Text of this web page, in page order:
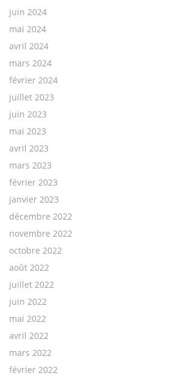
juin 2024
mai 2024
avril 2024
mars 2024
février 2024
juillet 2023
juin 2023
mai 2023
avril 2023
mars 2023
février 2023
janvier 2023
décembre 2022
novembre 2022
octobre 2022
août 2022
juillet 2022
juin 2022
mai 2022
avril 2022
mars 2022
février 2022